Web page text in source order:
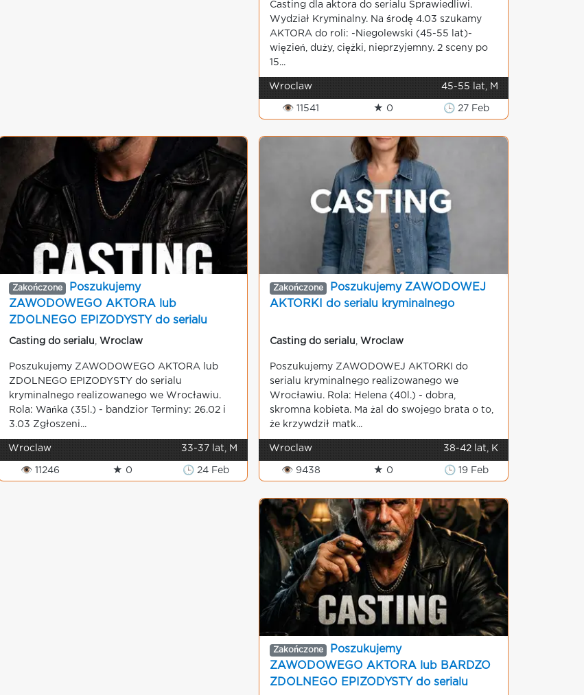
Casting dla aktora do serialu Sprawiedliwi.
Wydział Kryminalny. Na środę 4.03 szukamy
AKTORA do roli: -Niegolewski (45-55 lat)-
więzień, duży, ciężki, nieprzyjemny. 2 sceny po
15...
Wroclaw 45-55 lat, M
👁 11541 ★ 0 🕒 27 Feb
Zakończone
Poszukujemy
ZAWODOWEGO AKTORA lub
ZDOLNEGO EPIZODYSTY do serialu
kryminalnego
Casting do serialu Wroclaw
Poszukujemy ZAWODOWEGO AKTORA lub
ZDOLNEGO EPIZODYSTY do serialu
kryminalnego realizowanego we Wrocławiu.
Rola: Wańka (35l.) - bandzior Terminy: 26.02 i
3.03 Zgłoszeni...
Wroclaw 33-37 lat, M
👁 11246 ★ 0 🕒 24 Feb
Zakończone
Poszukujemy ZAWODOWEJ
AKTORKI do serialu kryminalnego
Casting do serialu Wroclaw
Poszukujemy ZAWODOWEJ AKTORKI do
serialu kryminalnego realizowanego we
Wrocławiu. Rola: Helena (40l.) - dobra,
skromna kobieta. Ma żal do swojego brata o to,
że krzywdził matk...
Wroclaw 38-42 lat, K
👁 9438 ★ 0 🕒 19 Feb
Zakończone
Poszukujemy
ZAWODOWEGO AKTORA lub BARDZO
ZDOLNEGO EPIZODYSTY do serialu